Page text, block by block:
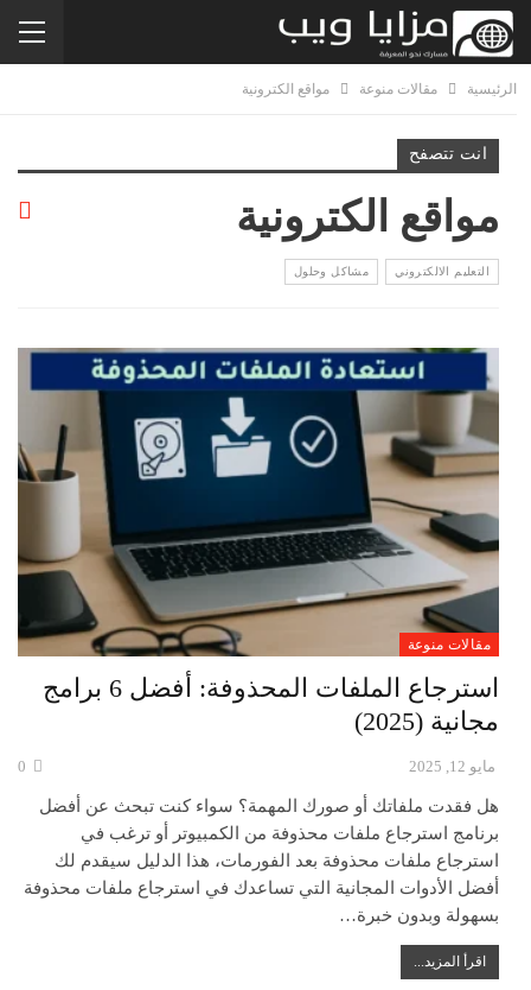
الرئيسية مقالات منوعة مواقع الكترونية
انت تتصفح
مواقع الكترونية
التعليم الالكتروني مشاكل وحلول
مقالات منوعة
استرجاع الملفات المحذوفة: أفضل 6 برامج
مجانية (2025)
مايو 12, 2025
هل فقدت ملفاتك أو صورك المهمة؟ سواء كنت تبحث عن أفضل
برنامج استرجاع ملفات محذوفة من الكمبيوتر أو ترغب في
استرجاع ملفات محذوفة بعد الفورمات، هذا الدليل سيقدم لك
أفضل الأدوات المجانية التي تساعدك في استرجاع ملفات محذوفة
بسهولة وبدون خبرة…
اقرأ المزيد...